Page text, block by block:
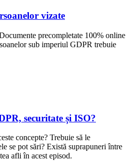
vizate
precompletate 100% online
sub imperiul GDPR trebuie
securitate și ISO?
concepte? Trebuie să le
se pot sări? Există suprapuneri între
afli în acest episod.